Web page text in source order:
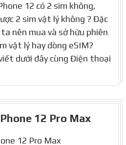
12 có 2 sim không,
2 sim vật lý không ? Đặc
nên mua và sở hữu phiên
vật lý hay dòng eSIM?
dưới đây cùng Điện thoại
12 Pro Max